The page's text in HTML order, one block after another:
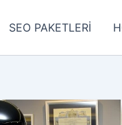
SEO PAKETLERİ